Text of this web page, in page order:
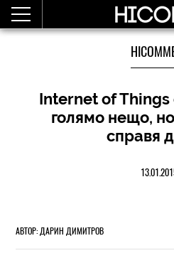
Internet of
голямо нещо,
справя
АВТОР: ДАРИН ДИМИТРОВ